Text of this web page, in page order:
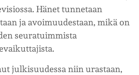
Hänet tunnetaan
ja avoimuudestaan, mikä on
seuratuimmista
julkisuudessa niin urastaan,